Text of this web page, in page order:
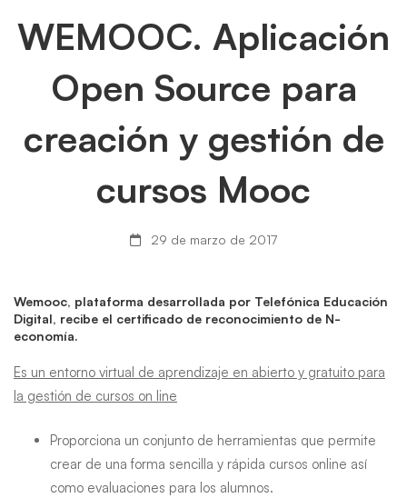
WEMOOC.
Aplicación
Open
Source
creación
gestión
de
cursos
Mooc
WEMOOC. Aplicación
Open Source para
creación y gestión de
cursos Mooc
29 de marzo de 2017
Wemooc, plataforma desarrollada por Telefónica Educación
Digital, recibe el certificado de reconocimiento de N-
economía.
Es un entorno virtual de aprendizaje en abierto y gratuito para
la gestión de cursos on line
Proporciona un conjunto de herramientas que permite
crear de una forma sencilla y rápida cursos online así
como evaluaciones para los alumnos.